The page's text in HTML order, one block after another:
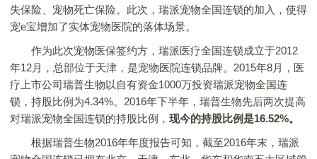
失保险、宠物死亡保险。此次，瑞派宠物全国连锁的加入，使得
宠e宝增加了实体宠物医院的落体场景。
作为此次宠物医保签约方，瑞派医疗全国连锁成立于2012
年12月，总部位于天津，是宠物医院连锁品牌。2015年8月，医
疗上市公司瑞普生物以自有资金1000万投资瑞派宠物全国连
锁，持股比例为4.34%。2016年下半年，瑞普生物先后两次提高
对瑞派宠物全国连锁的持股比例， 现今的持股比例是16.52%。
根据瑞普生物2016年年度报告可知，截至2016年末，瑞派